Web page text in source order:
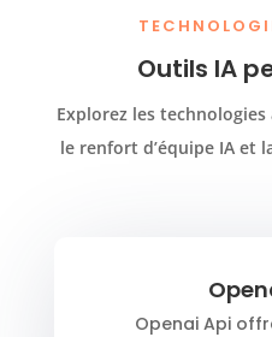
Outils IA
Explorez les
le renfort d’équipe IA et
Openai Api